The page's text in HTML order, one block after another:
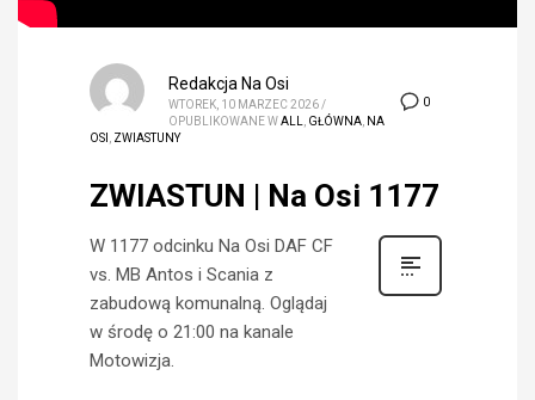
0
Redakcja Na Osi
WTOREK, 10 MARZEC 2026 /
OPUBLIKOWANE WALL GŁÓWNA NA
OSI
ZWIASTUNY
ZWIASTUN | Na Osi 1177
W 1177 odcinku Na Osi DAF CF
vs. MB Antos i Scania z
zabudową komunalną. Oglądaj
w środę o 21:00 na kanale
Motowizja.